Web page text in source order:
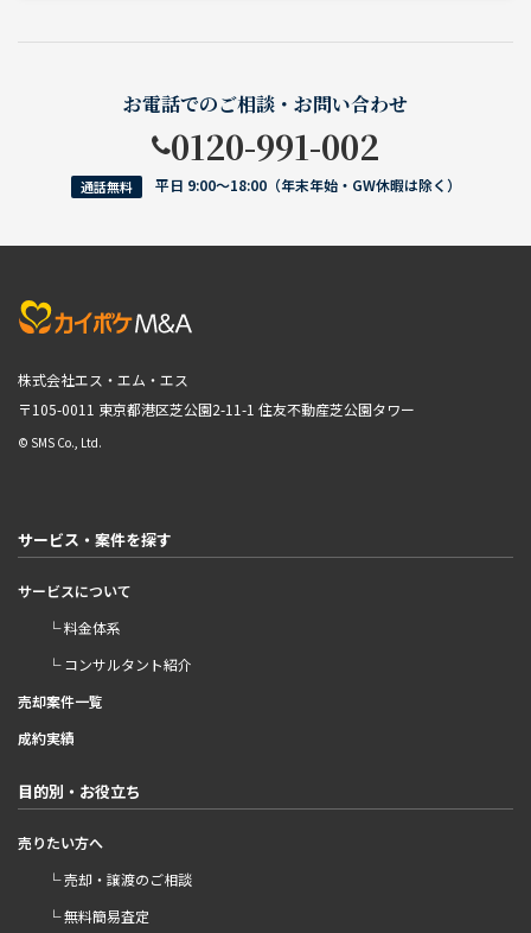
お電話でのご相談・お問い合わせ
0120-991-002
通話無料 平日 9:00〜18:00（年末年始・GW休暇は除く）
株式会社エス・エム・エス
〒105-0011 東京都港区芝公園2-11-1 住友不動産芝公園タワー
© SMS Co., Ltd.
サービス・案件を探す
サービスについて
└ 料金体系
└ コンサルタント紹介
売却案件一覧
成約実績
目的別・お役立ち
売りたい方へ
└ 売却・譲渡のご相談
└ 無料簡易査定